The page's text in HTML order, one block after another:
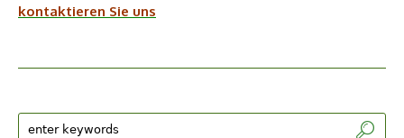
kontaktieren Sie uns